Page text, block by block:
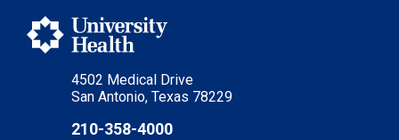
4502 Medical Drive
San Antonio, Texas 78229
210-358-4000